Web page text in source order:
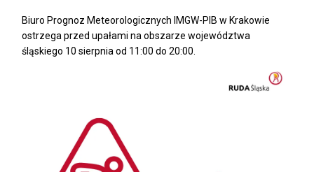
Biuro Prognoz Meteorologicznych IMGW-PIB w Krakowie
ostrzega przed upałami na obszarze województwa
śląskiego 10 sierpnia od 11:00 do 20:00.